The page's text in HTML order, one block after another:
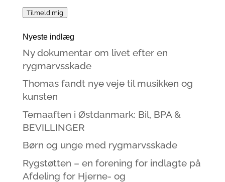
Tilmeld mig
Nyeste indlæg
Ny dokumentar om livet efter en
rygmarvsskade
Thomas fandt nye veje til musikken og
kunsten
Temaaften i Østdanmark: Bil, BPA &
BEVILLINGER
Børn og unge med rygmarvsskade
Rygstøtten – en forening for indlagte på
Afdeling for Hjerne- og